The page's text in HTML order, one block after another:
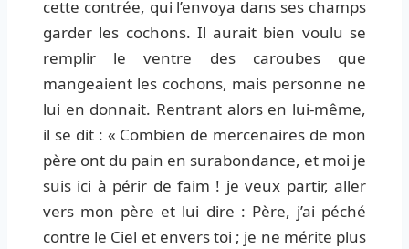
cette contrée, qui l’envoya dans ses champs
garder les cochons. Il aurait bien voulu se
remplir le ventre des caroubes que
mangeaient les cochons, mais personne ne
lui en donnait. Rentrant alors en lui-même,
il se dit : « Combien de mercenaires de mon
père ont du pain en surabondance, et moi je
suis ici à périr de faim ! je veux partir, aller
vers mon père et lui dire : Père, j’ai péché
contre le Ciel et envers toi ; je ne mérite plus